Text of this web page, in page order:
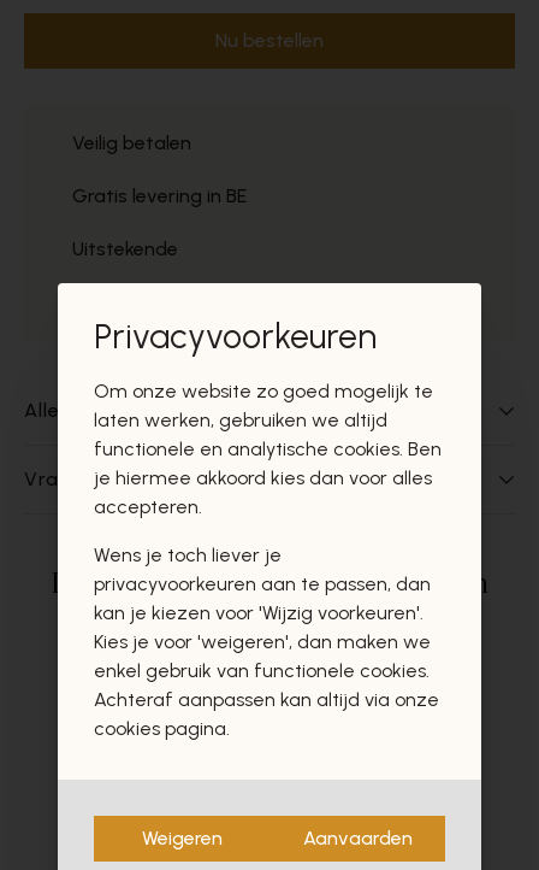
Nu bestellen
Veilig betalen
Gratis levering in BE
Uitstekende
Alles over dit product
Vragen over dit product?
Deze producten zullen u zeker en
vast ook interesseren
- 40%
Privacyvoorkeuren
Om onze website zo goed mogelijk te
laten werken, gebruiken we altijd
functionele en analytische cookies. Ben
je hiermee akkoord kies dan voor alles
accepteren.
Wens je toch liever je
privacyvoorkeuren aan te passen, dan
kan je kiezen voor 'Wijzig voorkeuren'.
Kies je voor 'weigeren', dan maken we
enkel gebruik van functionele cookies.
Achteraf aanpassen kan altijd via onze
cookies pagina.
Weigeren Aanvaarden